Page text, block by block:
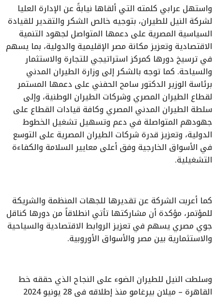
واستهل عرابي كلمته التي ألقاها نيابةً عن الإدارة العليا
لشركة النيل للطيران، بتوجيه خالص الشكر والتقدير للقيادة
السياسية المصرية على دعمها المتواصل لجهود التنمية
الاقتصادية وتعزيز مكانة مصر الإقليمية والدولية، بما يسهم
في ترسيخ دورها كمركز استراتيجي للتجارة والاستثمار
والسياحة. كما توجه بالشكر إلى وزارة الطيران المدني
برئاسة الوزير الدكتور سامح الحفني على دعمها المستمر
لقطاع الطيران المصري وشركات الطيران الوطنية، وإلى
سلطة الطيران المدني المصري وكافة قيادات القطاع على
جهودهم المتواصلة في دعم وتسهيل تشغيل الخطوط
الدولية، وتعزيز قدرة شركات الطيران المصرية على التوسع
في الأسواق الخارجية وفق أعلى معايير السلامة والكفاءة
التشغيلية.
كما أعربت الشركة عن تقديرها للجهات المنظمة والشريكة
للمؤتمر، مؤكدة أن مشاركتها تأتي انطلاقاً من دورها كناقل
جوي مصري يسهم في تعزيز الروابط الاقتصادية والسياحية
والاستثمارية بين مصر والأسواق الأوروبية.
وسلطت النيل للطيران الضوء على النجاح الذي حققه خط
القاهرة – ميلان بيرغامو منذ إطلاقه في 28 يونيو 2024